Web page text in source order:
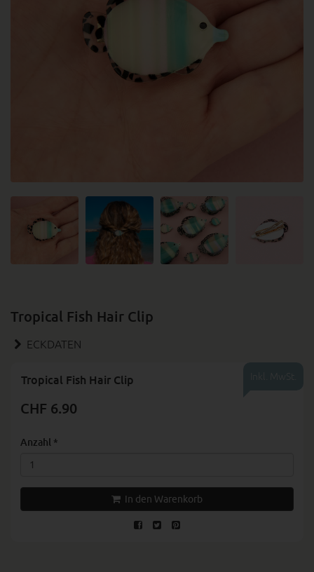
Tropical Fish Hair Clip
ECKDATEN
Tropical Fish Hair Clip
CHF 6.90
Anzahl *
In den Warenkorb